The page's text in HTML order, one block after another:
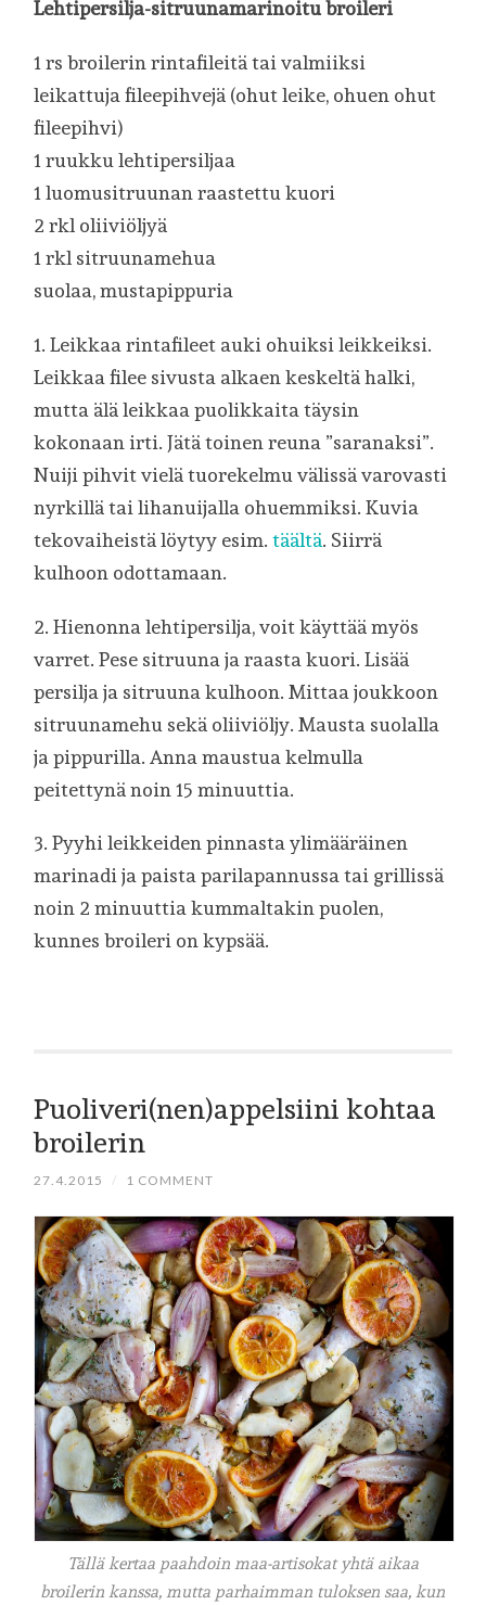
Lehtipersilja-sitruunamarinoitu broileri
1 rs broilerin rintafileitä tai valmiiksi
leikattuja fileepihvejä (ohut leike, ohuen ohut
fileepihvi)
1 ruukku lehtipersiljaa
1 luomusitruunan raastettu kuori
2 rkl oliiviöljyä
1 rkl sitruunamehua
suolaa, mustapippuria
1. Leikkaa rintafileet auki ohuiksi leikkeiksi.
Leikkaa filee sivusta alkaen keskeltä halki,
mutta älä leikkaa puolikkaita täysin
kokonaan irti. Jätä toinen reuna ”saranaksi”.
Nuiji pihvit vielä tuorekelmu välissä varovasti
nyrkillä tai lihanuijalla ohuemmiksi. Kuvia
tekovaiheistä löytyy esim.täältä. Siirrä
kulhoon odottamaan.
2. Hienonna lehtipersilja, voit käyttää myös
varret. Pese sitruuna ja raasta kuori. Lisää
persilja ja sitruuna kulhoon. Mittaa joukkoon
sitruunamehu sekä oliiviöljy. Mausta suolalla
ja pippurilla. Anna maustua kelmulla
peitettynä noin 15 minuuttia.
3. Pyyhi leikkeiden pinnasta ylimääräinen
marinadi ja paista parilapannussa tai grillissä
noin 2 minuuttia kummaltakin puolen,
kunnes broileri on kypsää.
Puoliveri(nen)appelsiini kohtaa
broilerin
27.4.2015 / 1 COMMENT
Tällä kertaa paahdoin maa-artisokat yhtä aikaa
broilerin kanssa, mutta parhaimman tuloksen saa, kun